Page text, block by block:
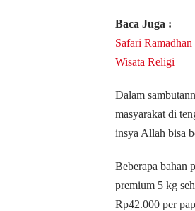
Baca Juga :
Safari
Wisata Religi
Dalam
masyarakat di
insya Allah bisa
Beberapa bahan
premium 5 kg
Rp42.000 per